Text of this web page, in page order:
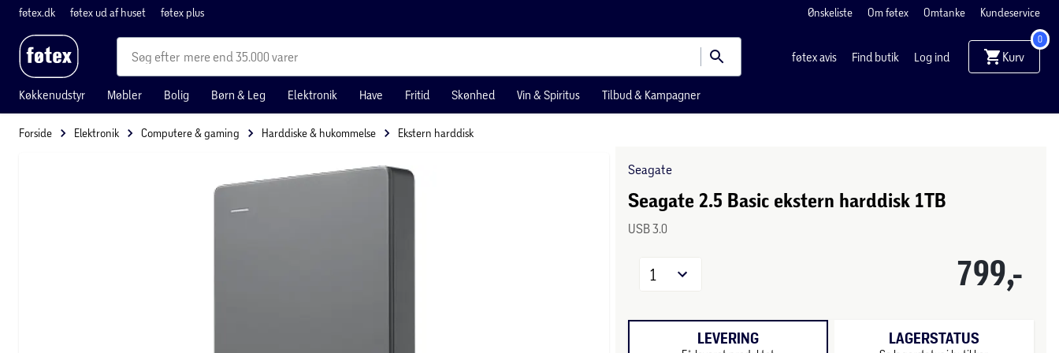
føtex.dk føtex ud af huset føtex plus Ønskeliste Om føtex Omtanke Kundeservice
mere end 35.000 varer føtex avis Find butik Log ind Kurv
0
Køkkenudstyr Møbler Bolig Børn & Leg Elektronik Have Fritid Skønhed Vin & Spiritus Tilbud & Kampagner
Forside Elektronik Computere & gaming Harddiske & hukommelse Ekstern harddisk
Seagate
Seagate 2.5 Basic ekstern harddisk 1TB
USB 3.0
799,-
1
LEVERING LAGERSTATUS